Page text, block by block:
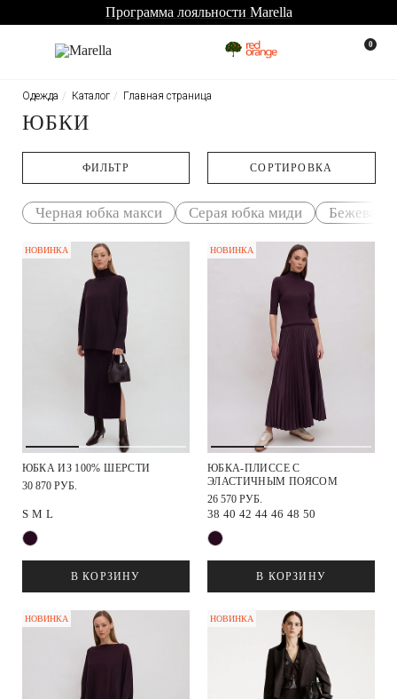
Программа лояльности Marella
0
Главная страница
Каталог
Одежда
ЮБКИ
ФИЛЬТР CОРТИРОВКА
Черная юбка макси Серая юбка миди Бежевая
НОВИНКА
ЮБКА ИЗ 100% ШЕРСТИ
30 870 РУБ.
S M L
В КОРЗИНУ
НОВИНКА
ЮБКА-ПЛИССЕ С
ЭЛАСТИЧНЫМ ПОЯСОМ
26 570 РУБ.
38 40 42 44 46 48 50
В КОРЗИНУ
НОВИНКА НОВИНКА